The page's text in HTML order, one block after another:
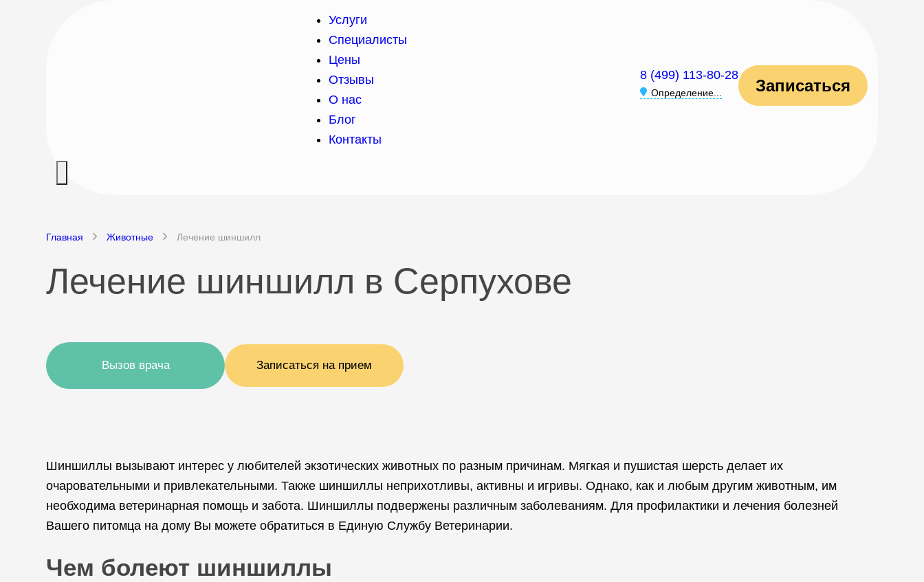
Услуги
Специалисты
Цены
Отзывы
О нас
Блог
Контакты
8 (499) 113-80-28
Определение... Записаться
Главная Животные Лечение шиншилл
Лечение шиншилл в Серпухове
Вызов врача Записаться на прием
Шиншиллы вызывают интерес у любителей экзотических животных по разным причинам. Мягкая и пушистая шерсть делает их
очаровательными и привлекательными. Также шиншиллы неприхотливы, активны и игривы. Однако, как и любым другим животным, им
необходима ветеринарная помощь и забота. Шиншиллы подвержены различным заболеваниям. Для профилактики и лечения болезней
Вашего питомца на дому Вы можете обратиться в Единую Службу Ветеринарии.
Чем болеют шиншиллы